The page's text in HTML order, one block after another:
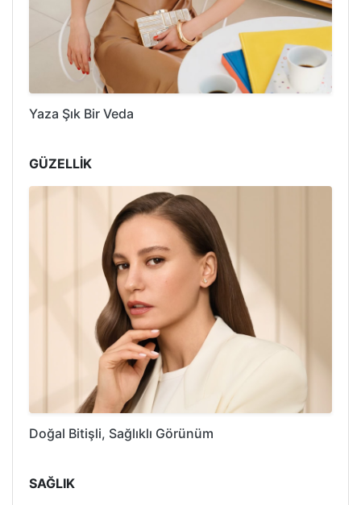
Yaza Şık Bir Veda
GÜZELLİK
Doğal Bitişli, Sağlıklı Görünüm
SAĞLIK